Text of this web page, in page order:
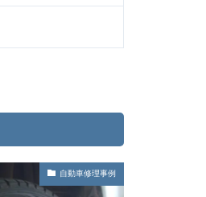
自動車修理事例